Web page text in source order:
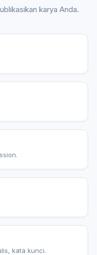
karya Anda.
kata kunci.